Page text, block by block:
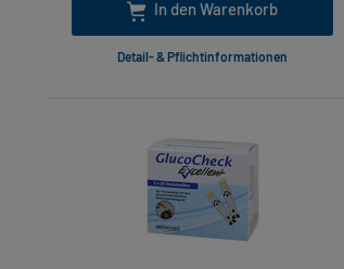
In den Warenkorb
Detail- & Pflichtinformationen